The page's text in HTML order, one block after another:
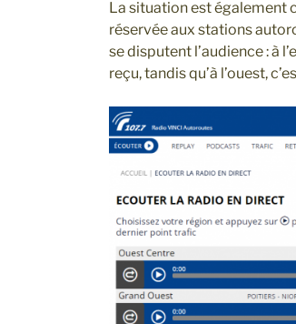
La situation est également
réservée aux stations
se disputent l’audience : à
reçu, tandis qu’à l’ouest,